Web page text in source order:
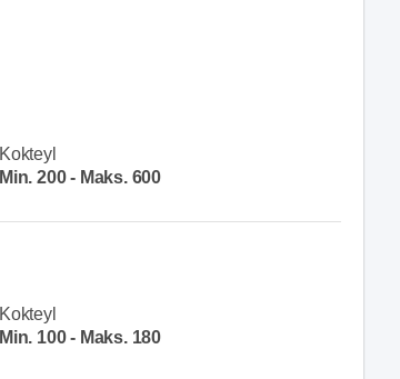
Kokteyl
Min. 200 - Maks. 600
Kokteyl
Min. 100 - Maks. 180